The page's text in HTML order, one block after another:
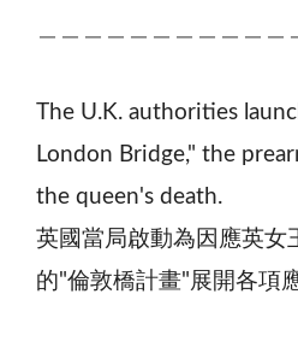
The U.K. authorities
London Bridge," the
the queen's death.
英國當局啟動為因應英女
的"倫敦橋計畫"展開各項